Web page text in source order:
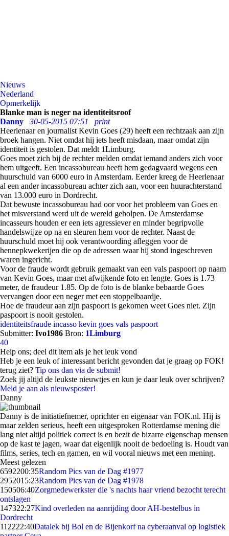
Nieuws
Nederland
Opmerkelijk
Blanke man is neger na identiteitsroof
Danny
30-05-2015 07:51
print
Heerlenaar en journalist Kevin Goes (29) heeft een rechtzaak aan zijn
broek hangen. Niet omdat hij iets heeft misdaan, maar omdat zijn
identiteit is gestolen. Dat meldt 1Limburg.
Goes moet zich bij de rechter melden omdat iemand anders zich voor
hem uitgeeft. Een incassobureau heeft hem gedagvaard wegens een
huurschuld van 6000 euro in Amsterdam. Eerder kreeg de Heerlenaar
al een ander incassobureau achter zich aan, voor een huurachterstand
van 13.000 euro in Dordrecht.
Dat bewuste incassobureau had oor voor het probleem van Goes en
het misverstand werd uit de wereld geholpen. De Amsterdamse
incasseurs houden er een iets agressiever en minder begripvolle
handelswijze op na en sleuren hem voor de rechter. Naast de
huurschuld moet hij ook verantwoording afleggen voor de
hennepkwekerijen die op de adressen waar hij stond ingeschreven
waren ingericht.
Voor de fraude wordt gebruik gemaakt van een vals paspoort op naam
van Kevin Goes, maar met afwijkende foto en lengte. Goes is 1.73
meter, de fraudeur 1.85. Op de foto is de blanke bebaarde Goes
vervangen door een neger met een stoppelbaardje.
Hoe de fraudeur aan zijn paspoort is gekomen weet Goes niet. Zijn
paspoort is nooit gestolen.
identiteitsfraude incasso kevin goes vals paspoort
Submitter: Ivo1986 Bron: 1Limburg
40
Help ons; deel dit item als je het leuk vond
Heb je een leuk of interessant bericht gevonden dat je graag op FOK!
terug ziet? Tip ons dan via de submit!
Zoek jij altijd de leukste nieuwtjes en kun je daar leuk over schrijven?
Meld je aan als nieuwsposter!
Danny
Danny is de initiatiefnemer, oprichter en eigenaar van FOK.nl. Hij is
maar zelden serieus, heeft een uitgesproken Rotterdamse mening die
lang niet altijd politiek correct is en bezit de bizarre eigenschap mensen
op de kast te jagen, waar dat eigenlijk nooit de bedoeling is. Houdt van
films, series, tech en gamen, en wil vooral nieuws met een mening.
Meest gelezen
6592200:35Random Pics van de Dag #1977
2952015:23Random Pics van de Dag #1978
150506:40Zorgmedewerkster die 's nachts haar vriend bezocht terecht
ontslagen
147322:27Kind overleden na aanrijding door AH-bestelbus in
Dordrecht
112222:40Datalek bij Bol en de Bijenkorf na cyberaanval op logistiek